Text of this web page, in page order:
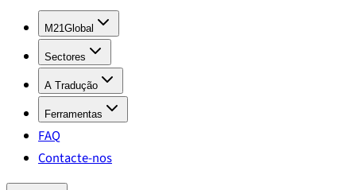
M21Global
Sectores
A Tradução
Ferramentas
FAQ
Contacte-nos